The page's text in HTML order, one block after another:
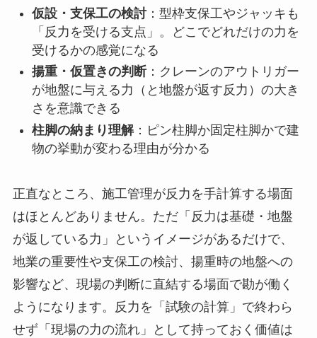
仮設・支保工の検討：型枠支保工やジャッキも
「反力を受ける支点」。どこでどれだけの力を
受けるかの感覚になる
揚重・仮置きの判断：クレーンのアウトリガー
が地盤に与える力（と地盤が返す反力）の大き
さを意識できる
柱脚の納まり理解：ピン柱脚か固定柱脚かで建
物の挙動が変わる理由が分かる
正直なところ、施工管理が反力を手計算する場面
はほとんどありません。ただ「反力は基礎・地盤
が返している力」というイメージがあるだけで、
地業の重要性や支保工の検討、揚重時の地盤への
影響など、現場の判断に直結する場面で勘が働く
ようになります。反力を「試験の計算」で終わら
せず「現場の力の流れ」として持っておく価値は